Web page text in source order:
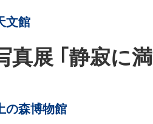
文館
真展 ｢静寂に
の森博物館